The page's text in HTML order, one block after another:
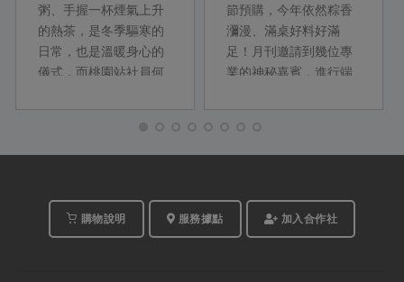
粥、手握一杯煙氣上升
的熱茶，是冬季驅寒的
日常，也是溫暖身心的
儀式，而桃園站社員何
常見的冬季飲品甜湯，
做出倍加豐富的滋味！
季節盛產的鮮果、各式
氣的桂圓，在她們巧妙
地運用下，都成為風味
節預購，今年依然粽香
瀰漫、滿桌好料好滿
足！月刊邀請到幾位專
業的神秘嘉賓，進行端
到端午廣播電台，合作
就要開始分享啦！
購物說明 服務據點 加入合作社